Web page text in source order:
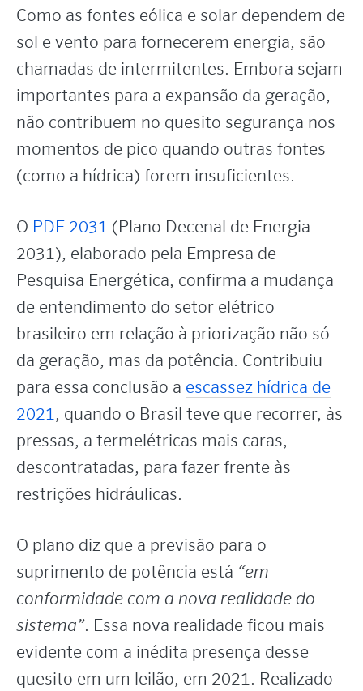
Como as fontes eólica e solar dependem de
sol e vento para fornecerem energia, são
chamadas de intermitentes. Embora sejam
importantes para a expansão da geração,
não contribuem no quesito segurança nos
momentos de pico quando outras fontes
(como a hídrica) forem insuficientes.
O PDE 2031 (Plano Decenal de Energia
2031), elaborado pela Empresa de
Pesquisa Energética, confirma a mudança
de entendimento do setor elétrico
brasileiro em relação à priorização não só
da geração, mas da potência. Contribuiu
para essa conclusão a escassez hídrica de
2021, quando o Brasil teve que recorrer, às
pressas, a termelétricas mais caras,
descontratadas, para fazer frente às
restrições hidráulicas.
O plano diz que a previsão para o
suprimento de potência está “em
conformidade com a nova realidade do
sistema”. Essa nova realidade ficou mais
evidente com a inédita presença desse
quesito em um leilão, em 2021. Realizado